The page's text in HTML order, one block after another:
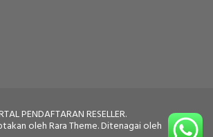
PENDAFTARAN RESELLER.
olehRara Theme. Ditenagai oleh